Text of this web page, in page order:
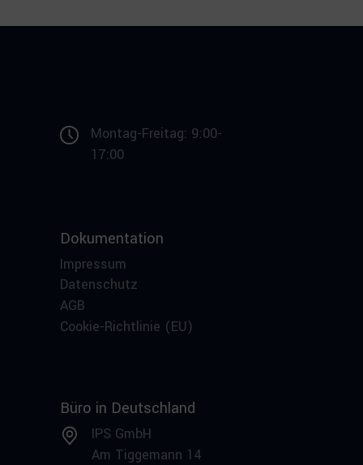
Montag-Freitag: 9:00-
17:00
Dokumentation
Impressum
Datenschutz
AGB
Cookie-Richtlinie (EU)
Büro in Deutschland
IPS GmbH
Am Tiggemann 14